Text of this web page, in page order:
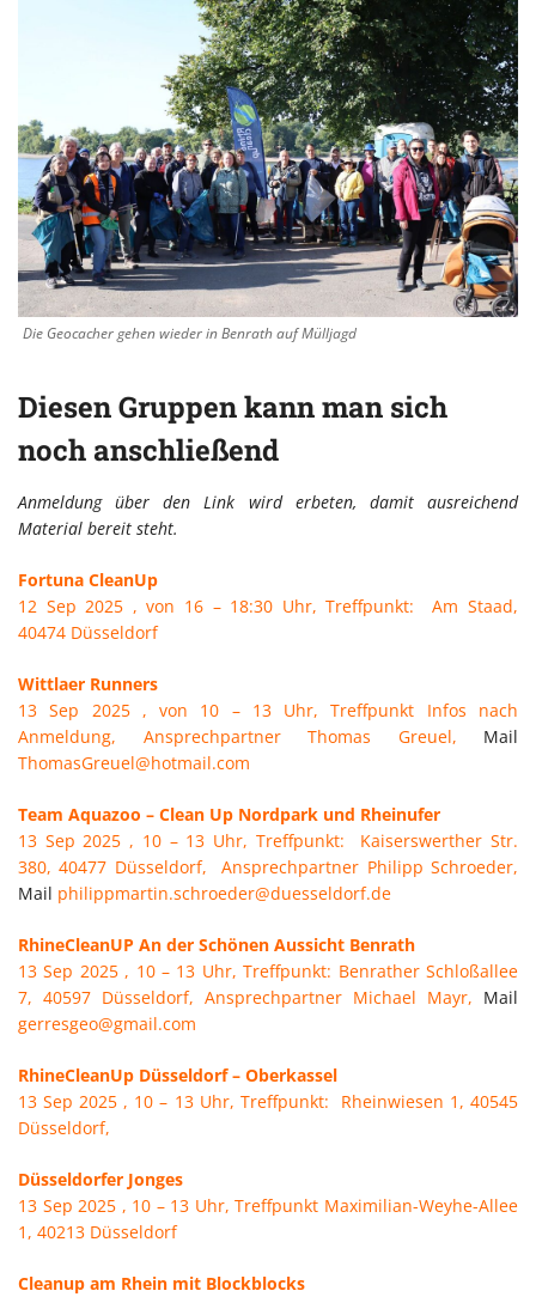
Die Geocacher gehen wieder in Benrath auf Mülljagd
Diesen Gruppen kann man sich
noch anschließend
Anmeldung über den Link wird erbeten, damit ausreichend
Material bereit steht.
Fortuna CleanUp
12 Sep 2025 , von 16 – 18:30 Uhr, Treffpunkt: Am Staad,
40474 Düsseldorf
Wittlaer Runners
13 Sep 2025 , von 10 – 13 Uhr, Treffpunkt Infos nach
Anmeldung, Ansprechpartner Thomas Greuel, Mail
ThomasGreuel@hotmail.com
Team Aquazoo – Clean Up Nordpark und Rheinufer
13 Sep 2025 , 10 – 13 Uhr, Treffpunkt: Kaiserswerther Str.
380, 40477 Düsseldorf, Ansprechpartner Philipp Schroeder,
Mail philippmartin.schroeder@duesseldorf.de
RhineCleanUP An der Schönen Aussicht Benrath
13 Sep 2025 , 10 – 13 Uhr, Treffpunkt: Benrather Schloßallee
7, 40597 Düsseldorf, Ansprechpartner Michael Mayr, Mail
gerresgeo@gmail.com
RhineCleanUp Düsseldorf – Oberkassel
13 Sep 2025 , 10 – 13 Uhr, Treffpunkt: Rheinwiesen 1, 40545
Düsseldorf,
Düsseldorfer Jonges
13 Sep 2025 , 10 – 13 Uhr, Treffpunkt Maximilian-Weyhe-Allee
1, 40213 Düsseldorf
Cleanup am Rhein mit Blockblocks